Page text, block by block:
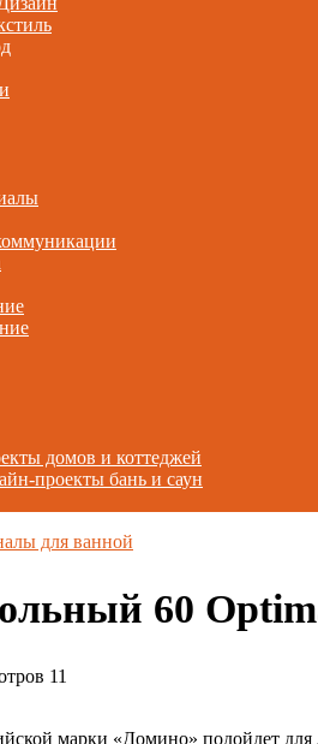
домов и коттеджей
проекты бань и саун
для ванной
60
11
марки «Домино» подойдет